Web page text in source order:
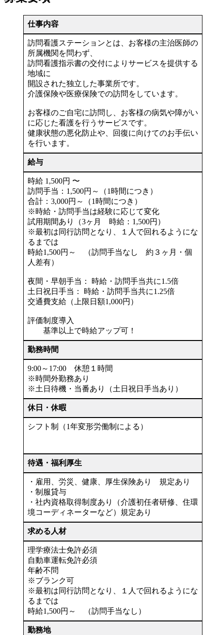
仕事内容
訪問看護ステーションとは、お客様の主治医師の
所属機関を問わず、
訪問看護指示書の交付によりサービスを提供する
地域に
開設された独立した事業所です。
介護保険や医療保険での訪問をしています。
お客様のご自宅に訪問し、お客様の病気や障がい
に応じた看護を行うサービスです。
健康状態の悪化防止や、回復に向けてのお手伝い
を行います。
給与
時給 1,500円 〜
訪問手当：1,500円～（1時間につき）
合計：3,000円～（1時間につき）
※時給・訪問手当は経験に応じて変化
試用期間あり（3ヶ月 時給：1,500円）
※最初は同行訪問となり、１人で回れるようにな
るまでは
時給1,500円～ （訪問手当なし 約３ヶ月・個
人差有）
夜間・早朝手当： 時給・訪問手当共に1.5倍
土日祝日手当： 時給・訪問手当共に1.25倍
交通費支給（上限日額1,000円）
評価制度導入
基準以上で時給アップ可！
勤務時間
9:00～17:00 休憩１時間
※時間外勤務あり
※土日待機・当番あり（土日祝日手当あり）
休日・休暇
シフト制（1年変形労働制による）
待遇・福利厚生
・雇用、労災、健康、厚生保険あり 規定あり
・制服貸与
・社内資格取得制度あり（介護初任者研修、住環
境コーディネーターなど）規定あり
求める人材
理学療法士免許必須
自動車運転免許必須
年齢不問
※ブランク可
※最初は同行訪問となり、１人で回れるようにな
るまでは
時給1,500円～ （訪問手当なし）
勤務地